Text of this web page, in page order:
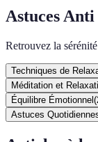
Astuces Anti
Retrouvez la
Techniques de
Méditation et
Équilibre Émotionnel (
Astuces